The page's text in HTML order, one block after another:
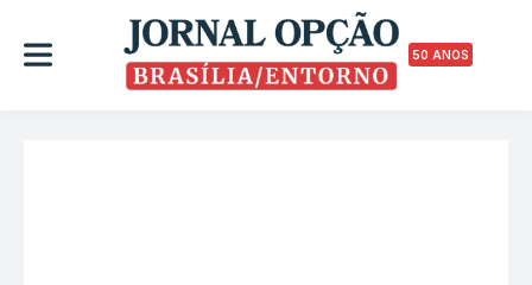
50 ANOS